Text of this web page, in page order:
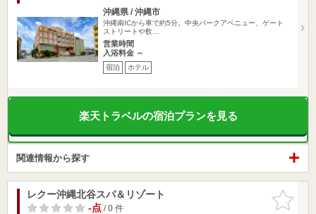
沖縄県 / 沖縄市
沖縄南ICから車で約5分。中央パークアベニュー、ゲート
ストリートや飲…
営業時間
入浴料金 ～
宿泊 ホテル
楽天トラベルの宿泊プランを見る
関連情報から探す
お気に入
りに追加
レクー沖縄北谷スパ＆リゾート
-点/ 0 件